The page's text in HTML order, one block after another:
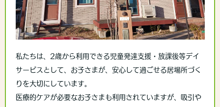
私たちは、2歳から利用できる児童発達支援・放課後等デイ
サービスとして、お子さまが、安心して過ごせる居場所づく
りを大切にしています。
医療的ケアが必要なお子さまも利用されていますが、吸引や